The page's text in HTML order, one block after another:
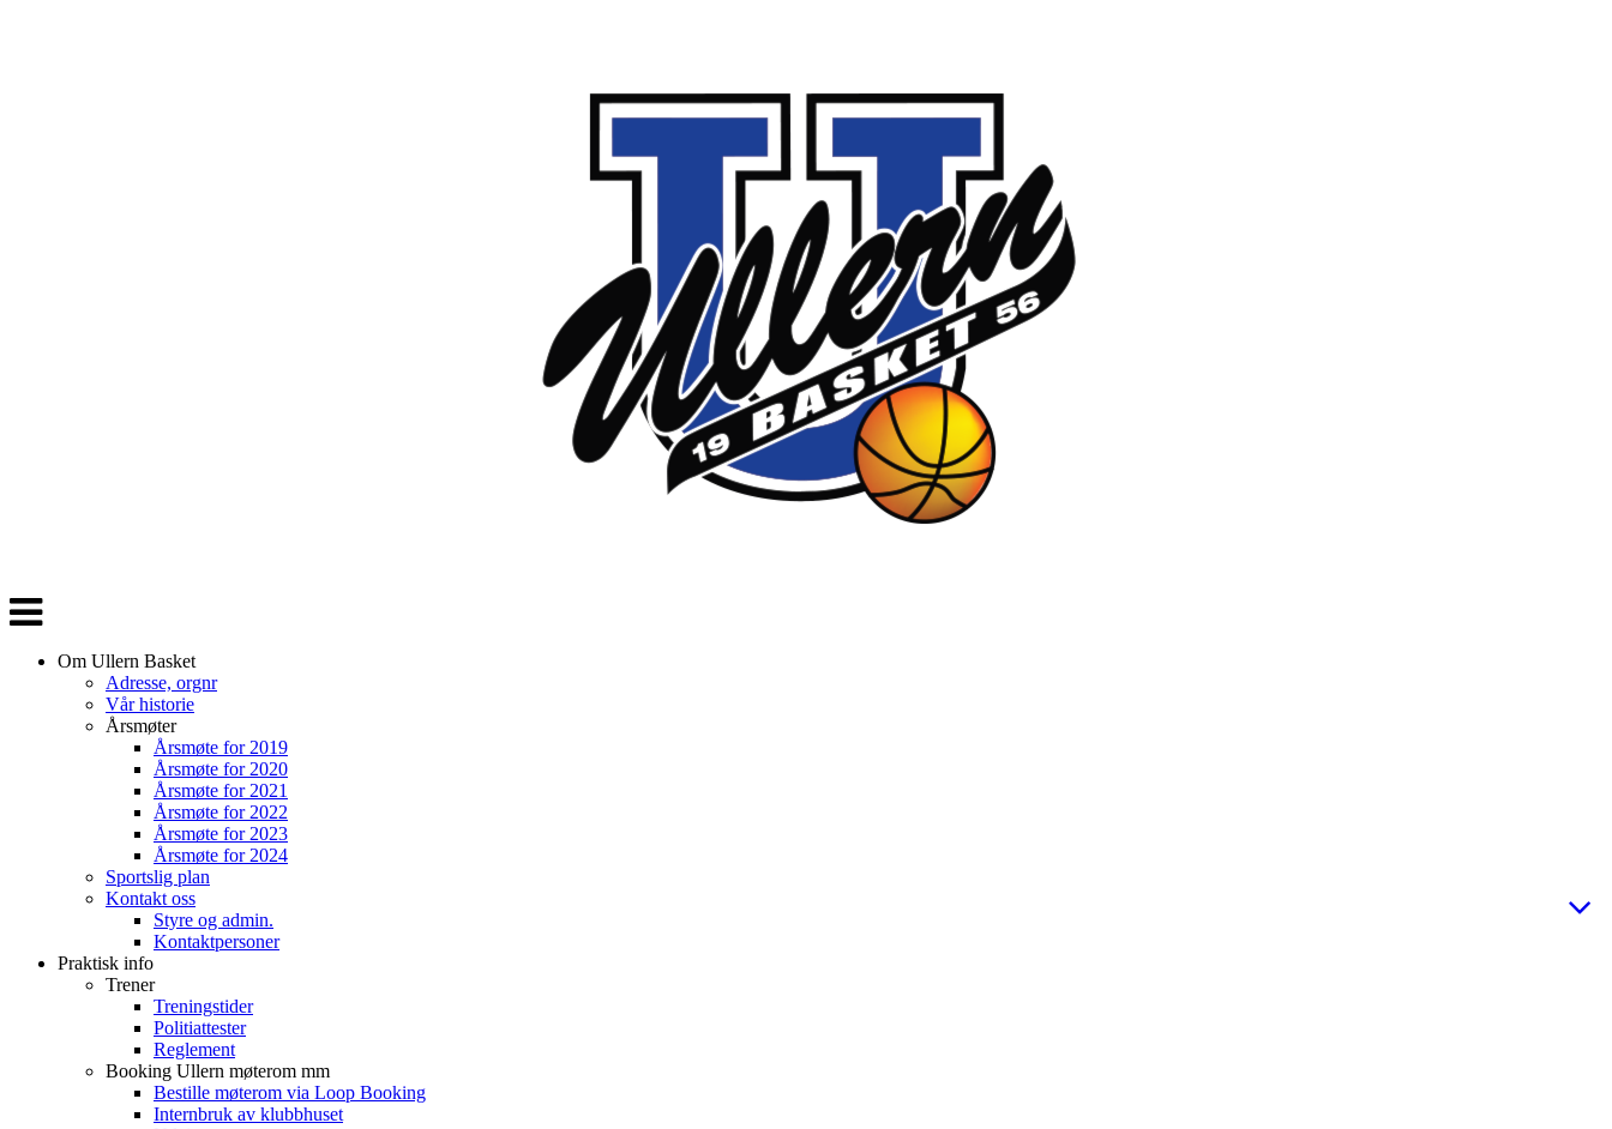
Veksle
navigasjon
Om Ullern Basket
Adresse, orgnr
Vår historie
Årsmøter
Årsmøte for 2019
Årsmøte for 2020
Årsmøte for 2021
Årsmøte for 2022
Årsmøte for 2023
Årsmøte for 2024
Sportslig plan
Kontakt oss
Styre og admin.
Kontaktpersoner
Praktisk info
Trener
Treningstider
Politiattester
Reglement
Booking Ullern møterom mm
Bestille møterom via Loop Booking
Internbruk av klubbhuset